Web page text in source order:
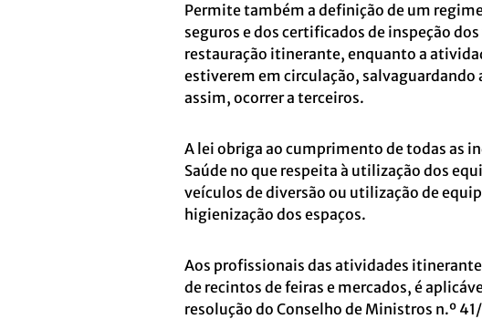
Permite também a definição de um
seguros e dos certificados de inspeção
restauração itinerante, enquanto a
estiverem em circulação, salvaguardando
assim, ocorrer a terceiros.
A lei obriga ao cumprimento de todas as
Saúde no que respeita à utilização dos
veículos de diversão ou utilização de
higienização dos espaços.
Aos profissionais das atividades
de recintos de feiras e mercados, é
resolução do Conselho de Ministros n.º